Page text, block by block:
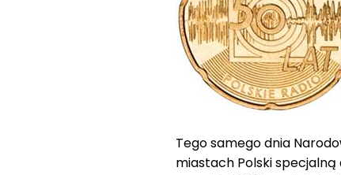
Tego samego dnia
miastach Polski specjalną